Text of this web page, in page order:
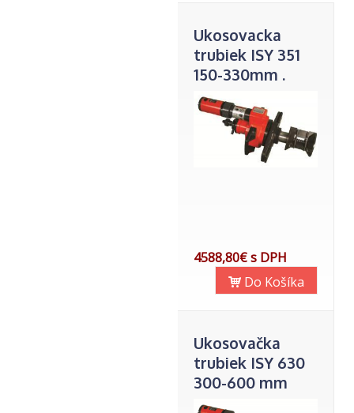
Ukosovacka
trubiek ISY 351
150-330mm .
4588,80€ s DPH
Do Košíka
Ukosovačka
trubiek ISY 630
300-600 mm
vnútorný